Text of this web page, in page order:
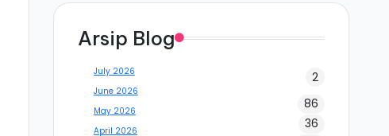
Arsip Blog
July 2026 2
June 2026
86
May 2026
36
April 2026